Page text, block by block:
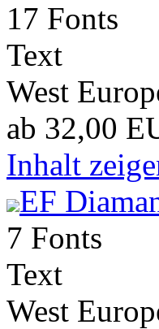
17 Fonts
Text
West
ab 32,00
Inhalt
EF
7 Fonts
Text
West